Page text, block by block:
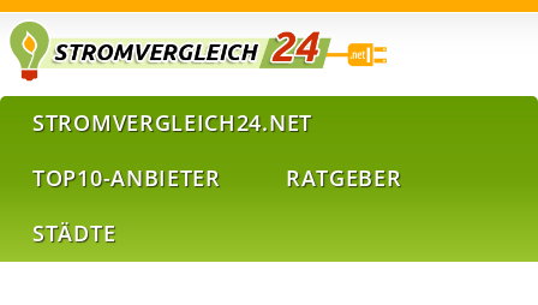
STROMVERGLEICH24.NET
TOP10-ANBIETER
RATGEBER
STÄDTE